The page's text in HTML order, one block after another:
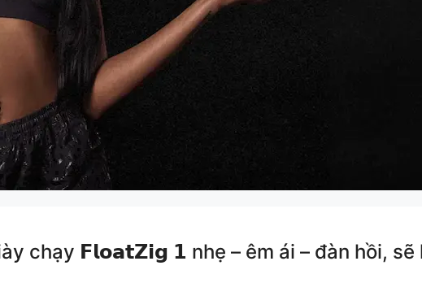
chạy 𝗙𝗹𝗼𝗮𝘁𝗭𝗶𝗴 𝟭 nhẹ – êm ái – đàn hồi,